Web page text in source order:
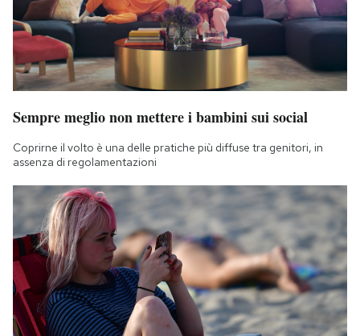
Sempre meglio non mettere i bambini sui social
Coprirne il volto è una delle pratiche più diffuse tra genitori, in
assenza di regolamentazioni